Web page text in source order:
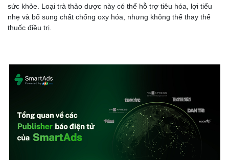
sức khỏe. Loại trà thảo dược này có thể hỗ trợ tiêu hóa, lợi tiểu
nhẹ và bổ sung chất chống oxy hóa, nhưng không thể thay thế
thuốc điều trị.